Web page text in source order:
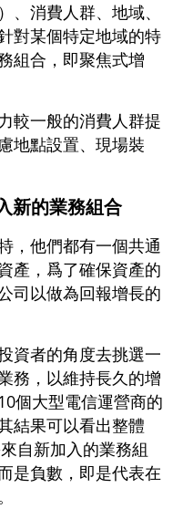
消費人群、地域、
對某個特定地域的特
組合，即聚焦式增
較一般的消費人群提
地點設置、現場裝
新的業務組合
，他們都有一個共通
產，爲了確保資產的
司以做為回報增長的
資者的角度去挑選一
務，以維持長久的增
個大型電信運營商的
結果可以看出整體
自新加入的業務組
是負數，即是代表在